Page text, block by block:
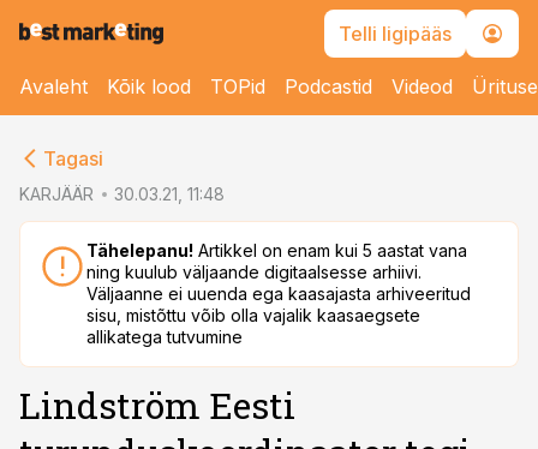
Telli ligipääs
Avaleht Kõik lood TOPid Podcastid Videod
Tagasi
KARJÄÄR 30.03.21, 11:48
Tähelepanu! Artikkel on enam kui 5 aastat vana
ning kuulub väljaande digitaalsesse arhiivi.
Väljaanne ei uuenda ega kaasajasta arhiveeritud
sisu, mistõttu võib olla vajalik kaasaegsete
allikatega tutvumine
Lindström Eesti